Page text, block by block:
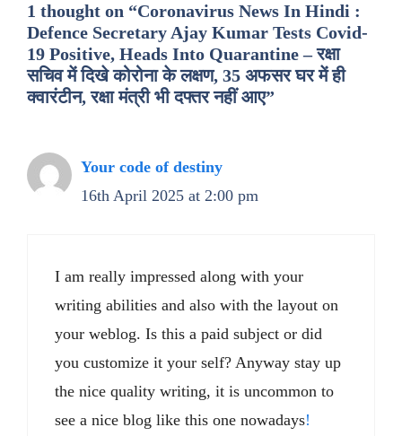
1 thought on “Coronavirus News In Hindi :
Defence Secretary Ajay Kumar Tests Covid-
19 Positive, Heads Into Quarantine – रक्षा
सचिव में दिखे कोरोना के लक्षण, 35 अफसर घर में ही
क्वारंटीन, रक्षा मंत्री भी दफ्तर नहीं आए”
Your code of destiny
16th April 2025 at 2:00 pm
I am really impressed along with your
writing abilities and also with the layout on
your weblog. Is this a paid subject or did
you customize it your self? Anyway stay up
the nice quality writing, it is uncommon to
see a nice blog like this one nowadays!